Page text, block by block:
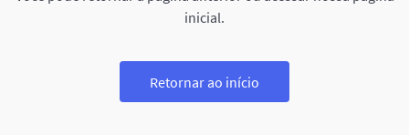
inicial.
Retornar ao início